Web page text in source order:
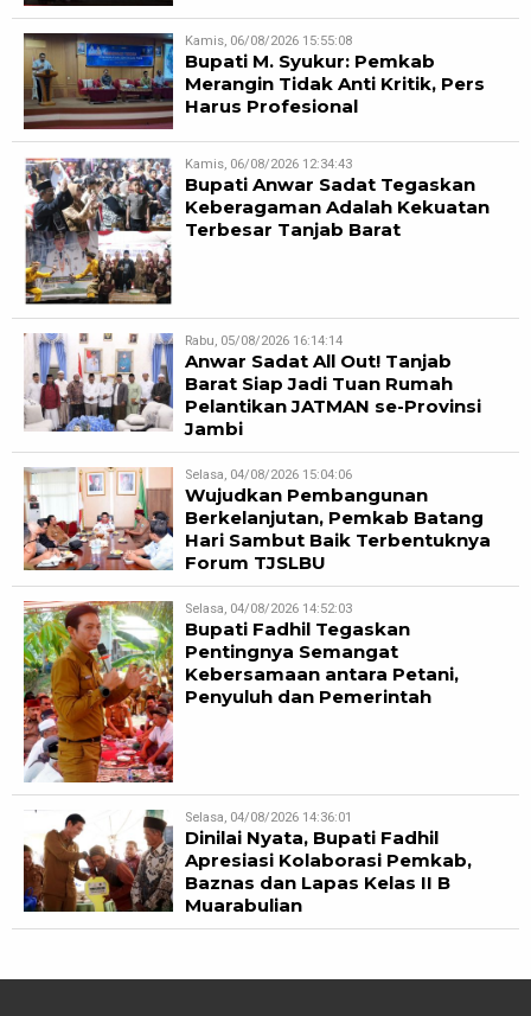
Kamis, 06/08/2026 15:55:08
Bupati M. Syukur: Pemkab
Merangin Tidak Anti Kritik, Pers
Harus Profesional
Kamis, 06/08/2026 12:34:43
Bupati Anwar Sadat Tegaskan
Keberagaman Adalah Kekuatan
Terbesar Tanjab Barat
Rabu, 05/08/2026 16:14:14
Anwar Sadat All Out! Tanjab
Barat Siap Jadi Tuan Rumah
Pelantikan JATMAN se-Provinsi
Jambi
Selasa, 04/08/2026 15:04:06
Wujudkan Pembangunan
Berkelanjutan, Pemkab Batang
Hari Sambut Baik Terbentuknya
Forum TJSLBU
Selasa, 04/08/2026 14:52:03
Bupati Fadhil Tegaskan
Pentingnya Semangat
Kebersamaan antara Petani,
Penyuluh dan Pemerintah
Selasa, 04/08/2026 14:36:01
Dinilai Nyata, Bupati Fadhil
Apresiasi Kolaborasi Pemkab,
Baznas dan Lapas Kelas II B
Muarabulian